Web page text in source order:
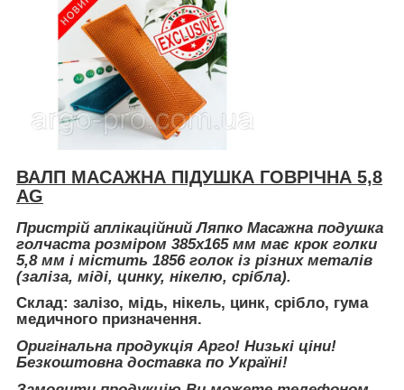
ВАЛП МАСАЖНА ПІДУШКА ГОВРІЧНА 5,8
AG
Пристрій аплікаційний Ляпко Масажна подушка
голчаста розміром 385х165 мм має крок голки
5,8 мм і містить 1856 голок із різних металів
(заліза, міді, цинку, нікелю, срібла).
Склад: залізо, мідь, нікель, цинк, срібло, гума
медичного призначення.
Оригінальна продукція Арго! Низькі ціни!
Безкоштовна доставка по Україні!